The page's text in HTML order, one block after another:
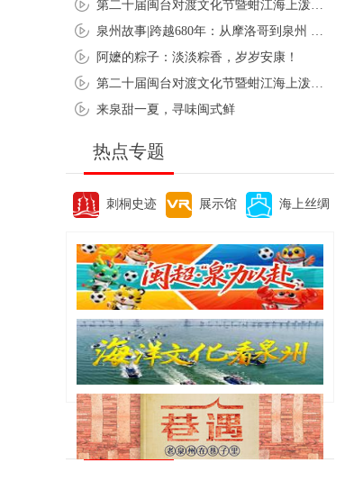
阿嬷的粽子：淡淡粽香，岁岁安康！
来泉甜一夏，寻味闽式鲜
热点专题
刺桐史迹 展示馆 海上丝绸
便民资讯